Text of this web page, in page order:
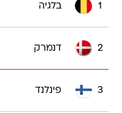
1 בלגיה
2 דנמרק
3 פינלנד